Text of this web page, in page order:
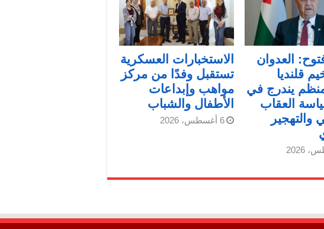
العدوان
قلنديا
يندرج في
العقاب
والتهجير
الاستخبارات العسكرية
تستقبل وفدًا من مركز
مواهب وإبداعات
الأطفال والشباب
6 أغسطس، 2026